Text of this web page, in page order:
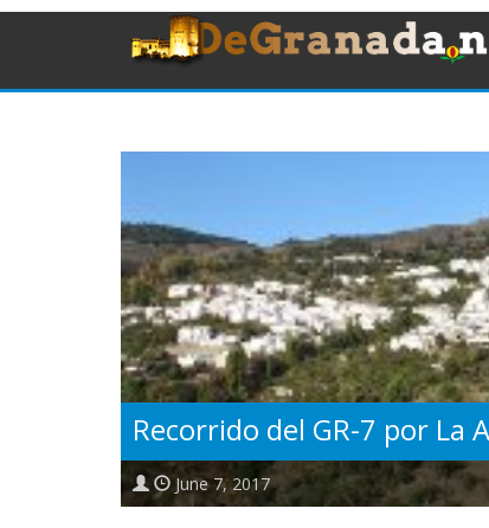
Recorrido del GR-7 por La
June 7, 2017